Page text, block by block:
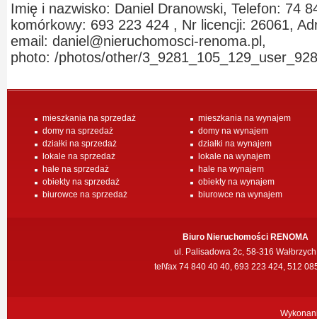
Imię i nazwisko: Daniel Dranowski, Telefon: 74
komórkowy: 693 223 424 , Nr licencji: 26061,
email: daniel@nieruchomosci-renoma.pl,
photo: /photos/other/
mieszkania na sprzedaż
domy na sprzedaż
działki na sprzedaż
lokale na sprzedaż
hale na sprzedaż
obiekty na sprzedaż
biurowce na sprzedaż
mieszkania na wynajem
domy na wynajem
działki na wynajem
lokale na wynajem
hale na wynajem
obiekty na wynajem
biurowce na wynajem
Biuro Nieruchomości RENOMA
ul. Palisadowa 2c, 58-316 Wałbrzych
tel\fax 74 840 40 40, 693 223 424, 512